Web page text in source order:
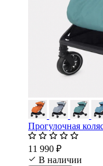
Прогулочная
11 990 ₽
В наличии